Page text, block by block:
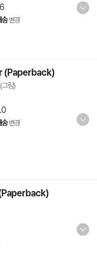
송 변경
(Paperback)
(그림)
송 변경